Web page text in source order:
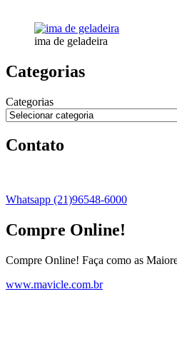
ima de geladeira
Categorias
Categorias
Contato
Whatsapp (21)96548-6000
Compre Online!
Compre Online! Faça como as
www.mavicle.com.br